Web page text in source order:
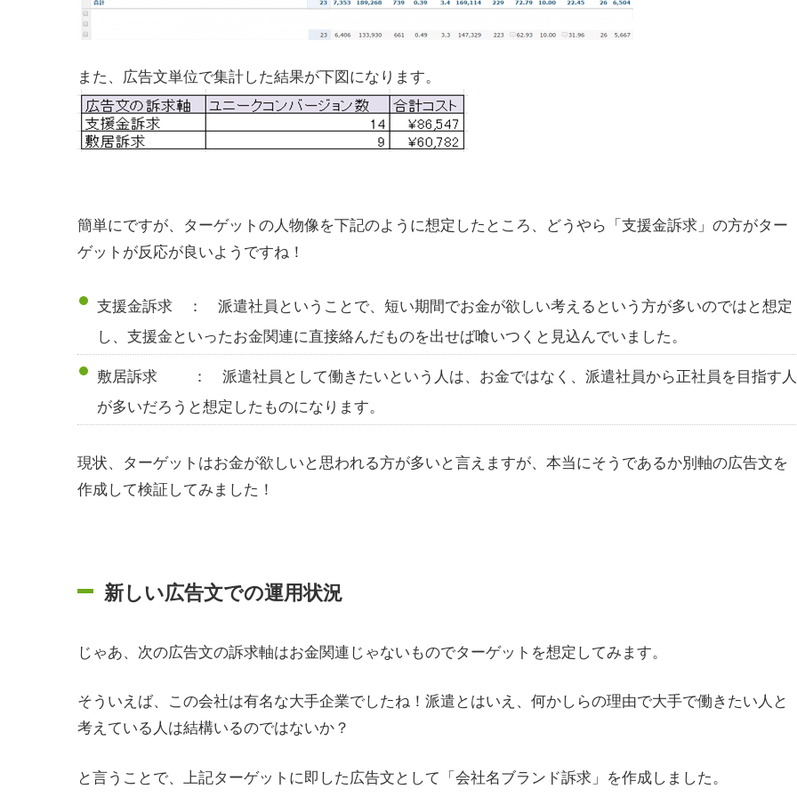
また、広告文単位で集計した結果が下図になります。
簡単にですが、ターゲットの人物像を下記のように想定したところ、どうやら「支援金訴求」の方がター
ゲットが反応が良いようですね！
支援金訴求 ： 派遣社員ということで、短い期間でお金が欲しい考えるという方が多いのではと想定
し、支援金といったお金関連に直接絡んだものを出せば喰いつくと見込んでいました。
敷居訴求 ： 派遣社員として働きたいという人は、お金ではなく、派遣社員から正社員を目指す人
が多いだろうと想定したものになります。
現状、ターゲットはお金が欲しいと思われる方が多いと言えますが、本当にそうであるか別軸の広告文を
作成して検証してみました！
新しい広告文での運用状況
じゃあ、次の広告文の訴求軸はお金関連じゃないものでターゲットを想定してみます。
そういえば、この会社は有名な大手企業でしたね！派遣とはいえ、何かしらの理由で大手で働きたい人と
考えている人は結構いるのではないか？
と言うことで、上記ターゲットに即した広告文として「会社名ブランド訴求」を作成しました。